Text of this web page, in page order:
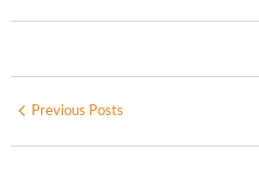
Previous Posts